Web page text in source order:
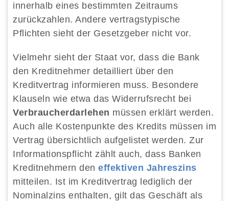
innerhalb eines bestimmten Zeitraums
zurückzahlen. Andere vertragstypische
Pflichten sieht der Gesetzgeber nicht vor.
Vielmehr sieht der Staat vor, dass die Bank
den Kreditnehmer detailliert über den
Kreditvertrag informieren muss. Besondere
Klauseln wie etwa das Widerrufsrecht bei
Verbraucherdarlehen müssen erklärt werden.
Auch alle Kostenpunkte des Kredits müssen im
Vertrag übersichtlich aufgelistet werden. Zur
Informationspflicht zählt auch, dass Banken
Kreditnehmern den effektiven Jahreszins
mitteilen. Ist im Kreditvertrag lediglich der
Nominalzins enthalten, gilt das Geschäft als